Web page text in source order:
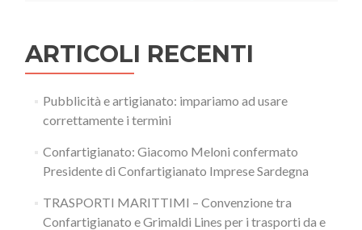
ARTICOLI RECENTI
Pubblicità e artigianato: impariamo ad usare
correttamente i termini
Confartigianato: Giacomo Meloni confermato
Presidente di Confartigianato Imprese Sardegna
TRASPORTI MARITTIMI – Convenzione tra
Confartigianato e Grimaldi Lines per i trasporti da e